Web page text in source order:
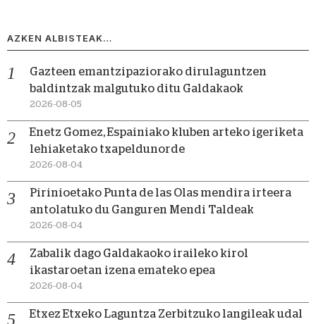
AZKEN ALBISTEAK…
Gazteen emantzipaziorako dirulaguntzen
baldintzak malgutuko ditu Galdakaok
2026-08-05
Enetz Gomez, Espainiako kluben arteko igeriketa
lehiaketako txapeldunorde
2026-08-04
Pirinioetako Punta de las Olas mendira irteera
antolatuko du Ganguren Mendi Taldeak
2026-08-04
Zabalik dago Galdakaoko iraileko kirol
ikastaroetan izena emateko epea
2026-08-04
Etxez Etxeko Laguntza Zerbitzuko langileak udal